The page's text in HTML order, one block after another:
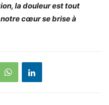
la douleur est tout
cœur se brise à